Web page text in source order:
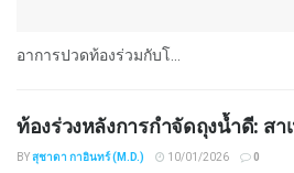
อาการปวดท้องร่วมกับโ...
ท้องร่วงหลังการกำจัดถุงน้ำดี: สา
BYสุชาดา กาอินทร์ (M.D.) 10/01/2026 0